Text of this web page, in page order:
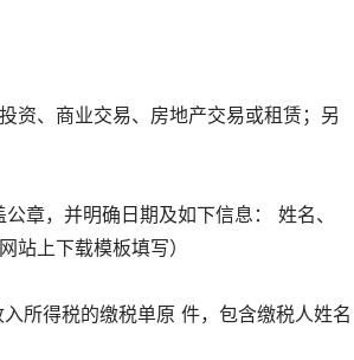
、商业交易、房地产交易或租赁；另
，并明确日期及如下信息： 姓名、
站上下载模板填写）
所得税的缴税单原 件，包含缴税人姓名